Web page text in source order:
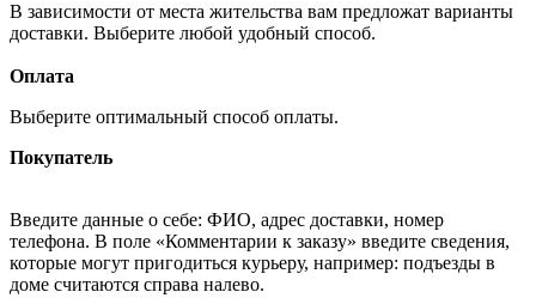
В зависимости от места жительства вам предложат варианты
доставки. Выберите любой удобный способ.
Оплата
Выберите оптимальный способ оплаты.
Покупатель
Введите данные о себе: ФИО, адрес доставки, номер
телефона. В поле «Комментарии к заказу» введите сведения,
которые могут пригодиться курьеру, например: подъезды в
доме считаются справа налево.